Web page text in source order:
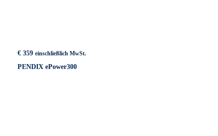
€ 359 einschließlich MwSt.
PENDIX ePower300